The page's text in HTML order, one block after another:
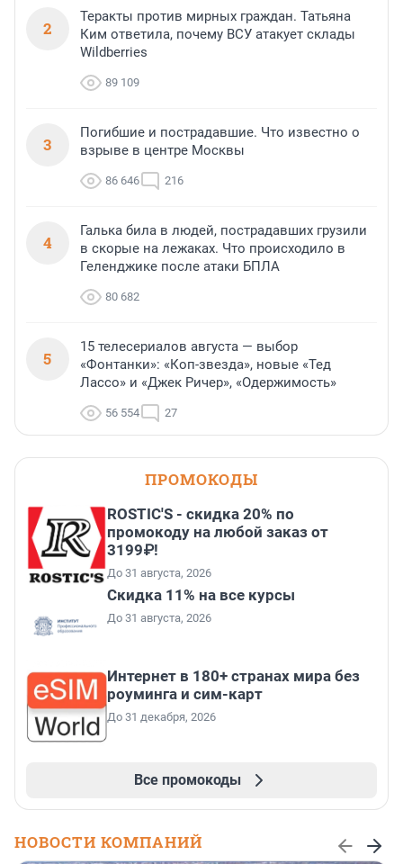
2
Теракты против мирных граждан. Татьяна
Ким ответила, почему ВСУ атакует склады
Wildberries
89 109
3
Погибшие и пострадавшие. Что известно о
взрыве в центре Москвы
86 646 216
4
Галька била в людей, пострадавших грузили
в скорые на лежаках. Что происходило в
Геленджике после атаки БПЛА
80 682
5
15 телесериалов августа — выбор
«Фонтанки»: «Коп-звезда», новые «Тед
Лассо» и «Джек Ричер», «Одержимость»
56 554 27
ПРОМОКОДЫ
ROSTIC'S - скидка 20% по
промокоду на любой заказ от
3199₽!
До 31 августа, 2026
Скидка 11% на все курсы
До 31 августа, 2026
Интернет в 180+ странах мира без
роуминга и сим-карт
До 31 декабря, 2026
Все промокоды
НОВОСТИ КОМПАНИЙ